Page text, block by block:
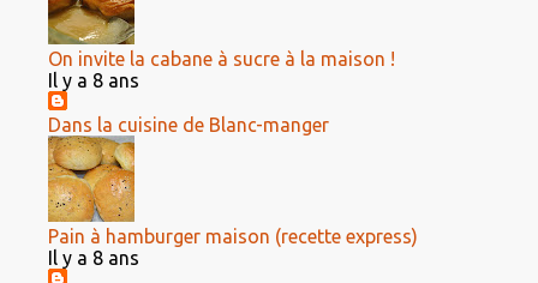
On invite la cabane à sucre à la maison !
Il y a 8 ans
Dans la cuisine de Blanc-manger
Pain à hamburger maison (recette express)
Il y a 8 ans